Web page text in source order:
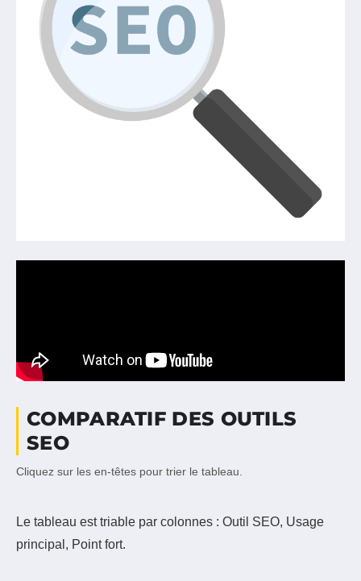
COMPARATIF DES OUTILS
SEO
Cliquez sur les en-têtes pour trier le tableau.
Le tableau est triable par colonnes : Outil SEO, Usage
principal, Point fort.